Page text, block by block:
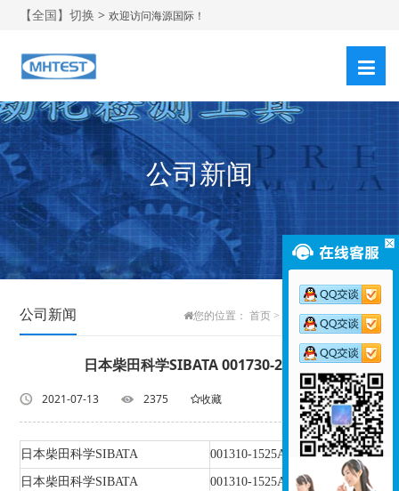
【全国】切换 >欢迎访问海源国际！
公司新闻
公司新闻 您的位置： 首页> 新闻中心>公司新闻
日本柴田科学SIBATA 001730-2942A
2021-07-13 2375 收藏 返回列表
日本柴田科学SIBATA 001310-1525A
日本柴田科学SIBATA 001310-1525A